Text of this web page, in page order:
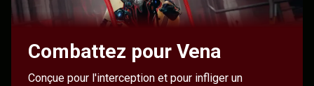
Combattez pour Vena
Conçue pour l'interception et pour infliger un